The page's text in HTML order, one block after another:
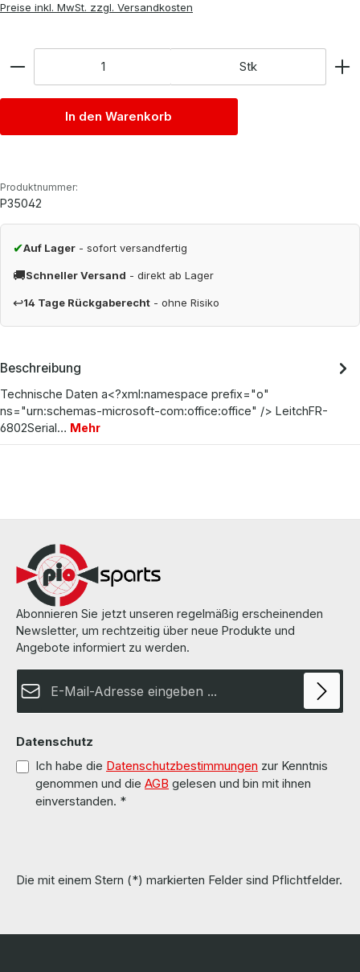
Preise inkl. MwSt. zzgl. Versandkosten
Stk
In den Warenkorb
Produktnummer:
P35042
✔Auf Lager - sofort versandfertig
🚚Schneller Versand - direkt ab Lager
↩14 Tage Rückgaberecht - ohne Risiko
Beschreibung
Technische Daten a<?xml:namespace prefix="o"
ns="urn:schemas-microsoft-com:office:office" /> LeitchFR-
6802Serial… Mehr
Abonnieren Sie jetzt unseren regelmäßig erscheinenden
Newsletter, um rechtzeitig über neue Produkte und
Angebote informiert zu werden.
Datenschutz
Ich habe die Datenschutzbestimmungen zur Kenntnis
genommen und die AGB gelesen und bin mit ihnen
einverstanden. *
Die mit einem Stern (*) markierten Felder sind Pflichtfelder.